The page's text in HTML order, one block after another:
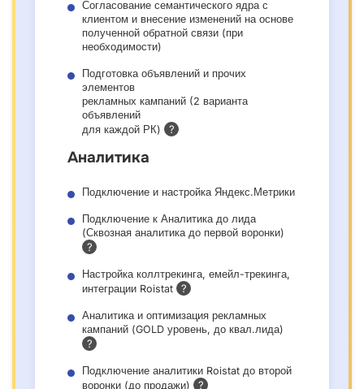
Согласование семантического ядра с
клиентом и внесение изменений на основе
полученной обратной связи (при
необходимости)
Подготовка объявлений и прочих
элементов
рекламных кампаний (2 варианта
объявлений
для каждой РК)
?
Аналитика
Подключение и настройка Яндекс.Метрики
Подключение к Аналитика до лида
(Сквозная аналитика до первой воронки)
?
Настройка коллтрекинга, емейл-трекинга,
интеграции Roistat
?
Аналитика и оптимизация рекламных
кампаний (GOLD уровень, до квал.лида)
?
Подключение аналитики Roistat до второй
воронки (до продажи)
?